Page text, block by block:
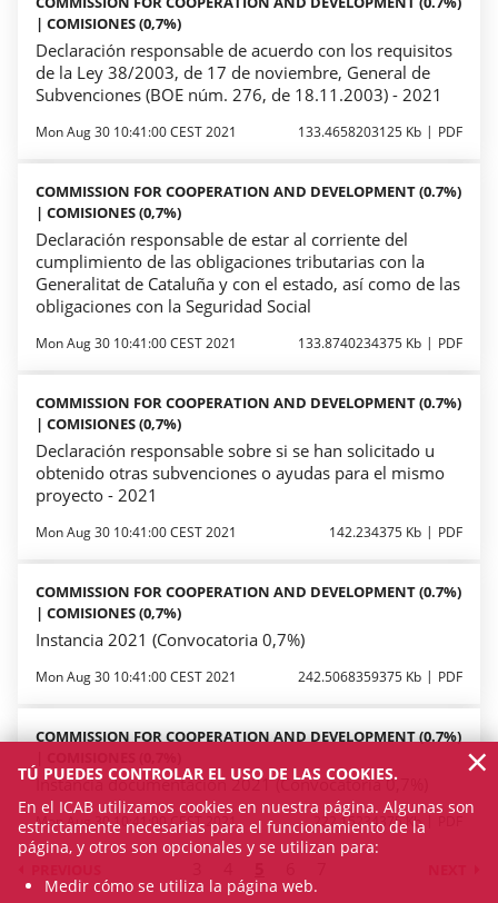
| COMISIONES (0,7%)
Declaración responsable de acuerdo con los requisitos
de la Ley 38/2003, de 17 de noviembre, General de
Subvenciones (BOE núm. 276, de 18.11.2003) - 2021
Mon Aug 30 10:41:00 CEST 2021 133.4658203125 Kb PDF
COMMISSION FOR COOPERATION AND DEVELOPMENT (0.7%)
| COMISIONES (0,7%)
Declaración responsable de estar al corriente del
cumplimiento de las obligaciones tributarias con la
Generalitat de Cataluña y con el estado, así como de las
obligaciones con la Seguridad Social
Mon Aug 30 10:41:00 CEST 2021 133.8740234375 Kb PDF
COMMISSION FOR COOPERATION AND DEVELOPMENT (0.7%)
| COMISIONES (0,7%)
Declaración responsable sobre si se han solicitado u
obtenido otras subvenciones o ayudas para el mismo
proyecto - 2021
Mon Aug 30 10:41:00 CEST 2021 142.234375 Kb PDF
COMMISSION FOR COOPERATION AND DEVELOPMENT (0.7%)
| COMISIONES (0,7%)
Instancia 2021 (Convocatoria 0,7%)
Mon Aug 30 10:41:00 CEST 2021 242.5068359375 Kb PDF
COMMISSION FOR COOPERATION AND DEVELOPMENT (0.7%)
Instancia documentación 2021 (Convocatoria 0,7%)
Mon Aug 30 10:41:00 CEST 2021 222.15234375 Kb
TÚ PUEDES CONTROLAR EL USO DE LAS COOKIES.
En el ICAB utilizamos cookies en nuestra página. Algunas son
estrictamente necesarias para el funcionamiento de la
página, y otros son opcionales y se utilizan para:
Medir cómo se utiliza la página web.
×